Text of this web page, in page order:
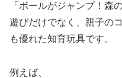
「ボールがジャンプ！森
遊びだけでなく、親子の
も優れた知育玩具です。
例えば、